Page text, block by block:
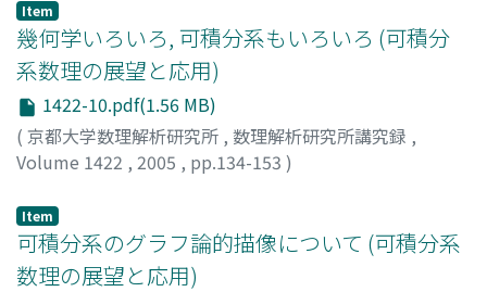
Item
幾何学いろいろ, 可積分系もいろいろ (可積分
系数理の展望と応用)
1422-10.pdf(1.56 MB)
( 京都大学数理解析研究所 , 数理解析研究所講究録 ,
Volume 1422 , 2005 , pp.134-153 )
Item
可積分系のグラフ論的描像について (可積分系
数理の展望と応用)